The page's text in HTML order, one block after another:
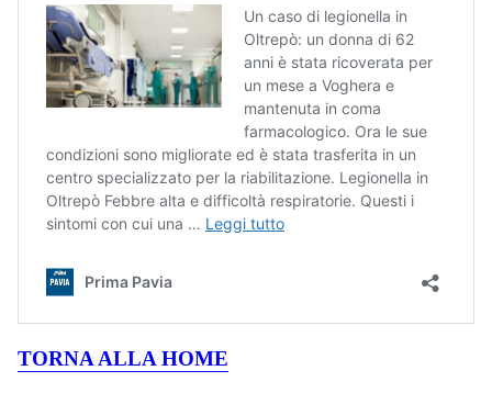
TORNA ALLA HOME